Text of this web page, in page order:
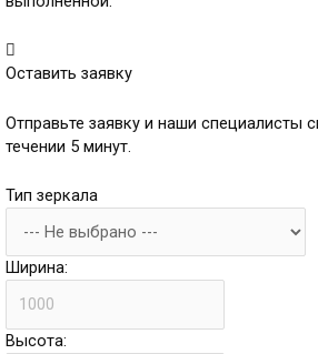
Оставить заявку
Отправьте заявку и наши специалисты
течении 5 минут.
Тип зеркала
Ширина:
Высота: